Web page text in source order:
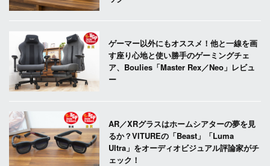
ゲーマー以外にもオススメ！他と一線を画
す座り心地と使い勝手のゲーミングチェ
ア、Boulies「Master Rex／Neo」レビュ
ー
AR／XRグラスはホームシアターの夢を見
るか？VITUREの「Beast」「Luma
Ultra」をオーディオビジュアル評論家がチ
ェック！